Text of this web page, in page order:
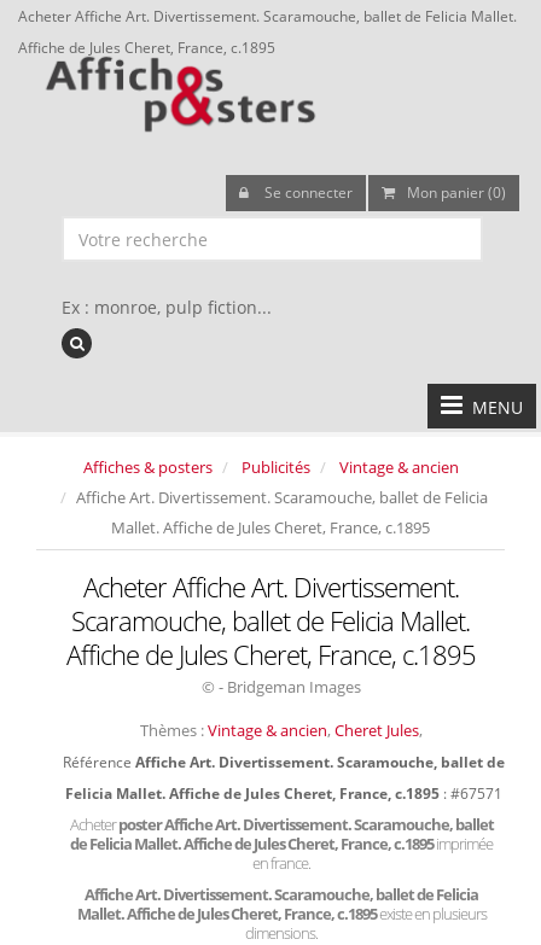
Acheter Affiche Art. Divertissement. Scaramouche, ballet de Felicia Mallet.
Affiche de Jules Cheret, France, c.1895
Se connecter Mon panier (0)
Ex : monroe, pulp fiction...
MENU
Affiches & posters Publicités
Vintage & ancien
Affiche Art. Divertissement. Scaramouche, ballet de Felicia
Mallet. Affiche de Jules Cheret, France, c.1895
Acheter Affiche Art. Divertissement.
Scaramouche, ballet de Felicia Mallet.
Affiche de Jules Cheret, France, c.1895
© - Bridgeman Images
Thèmes :Vintage & ancien, Cheret Jules,
Référence Affiche Art. Divertissement. Scaramouche, ballet de
Felicia Mallet. Affiche de Jules Cheret, France, c.1895 : #67571
Acheterposter Affiche Art. Divertissement. Scaramouche, ballet
de Felicia Mallet. Affiche de Jules Cheret, France, c.1895imprimée
en france.
Affiche Art. Divertissement. Scaramouche, ballet de Felicia
Mallet. Affiche de Jules Cheret, France, c.1895existe en plusieurs
dimensions.